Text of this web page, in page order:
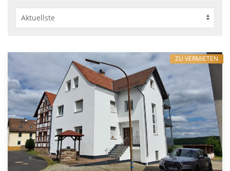
ZU VERMIETEN